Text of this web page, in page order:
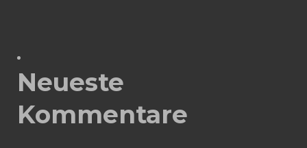
Neueste
Kommentare